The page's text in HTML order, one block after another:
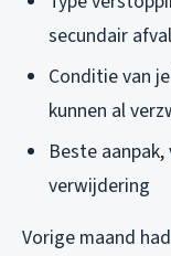
secundair afval
Conditie van
kunnen al
Beste
verwijdering
Vorige maand